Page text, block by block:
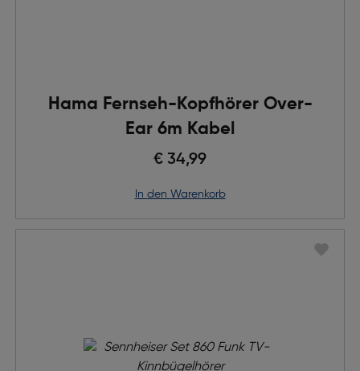
Hama Fernseh-Kopfhörer Over-
Ear 6m Kabel
€ 34,99
in den Warenkorb